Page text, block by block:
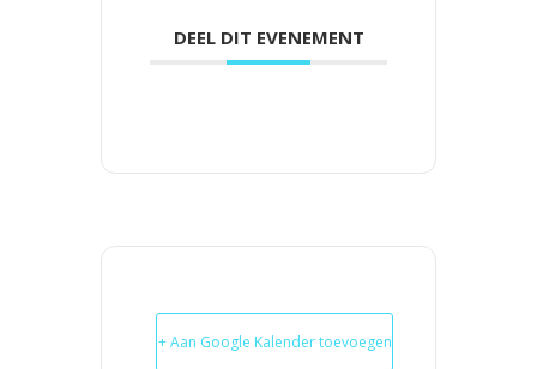
DEEL DIT EVENEMENT
+ Aan Google Kalender toevoegen